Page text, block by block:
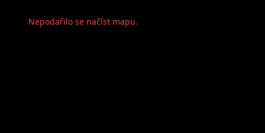
Nepodařilo se načíst mapu.